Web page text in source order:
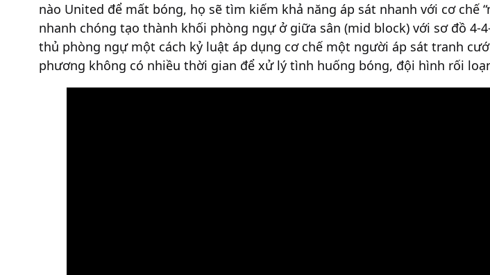
nào United để mất bóng, họ sẽ tìm kiếm khả năng áp sát nhanh với cơ
nhanh chóng tạo thành khối phòng ngự ở giữa sân (mid block) với sơ đồ 4-
thủ phòng ngự một cách kỷ luật áp dụng cơ chế một người áp sát tranh
phương không có nhiều thời gian để xử lý tình huống bóng, đội hình rối